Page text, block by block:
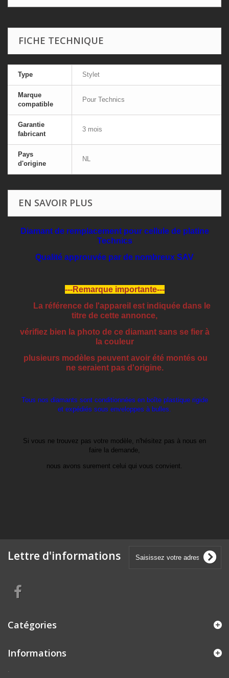
FICHE TECHNIQUE
Type Stylet
Marque
compatible
Pour Technics
Garantie
fabricant
3 mois
Pays
d'origine
NL
EN SAVOIR PLUS
Diamant de remplacement pour cellule de platine
Technics
Qualité approuvée par de nombreux SAV
---Remarque importante---
La référence de l'appareil est indiquée dans le
titre de cette annonce,
vérifiez bien la photo de ce diamant sans se fier à
la couleur
plusieurs modèles peuvent avoir été montés ou
ne seraient pas d'origine.
Tous nos diamants sont conditionnées en boîte plastique rigide
et expédiés sous enveloppes à bulles.
Si vous ne trouvez pas votre modèle, n'hésitez pas à nous en
faire la demande,
nous avons surement celui qui vous convient.
Lettre d'informations
Catégories
Informations
.